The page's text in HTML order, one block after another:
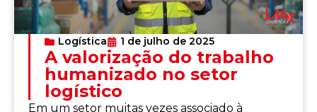
Logística 1 de julho de 2025
A valorização do trabalho
humanizado no setor
logístico
Em um setor muitas vezes associado à